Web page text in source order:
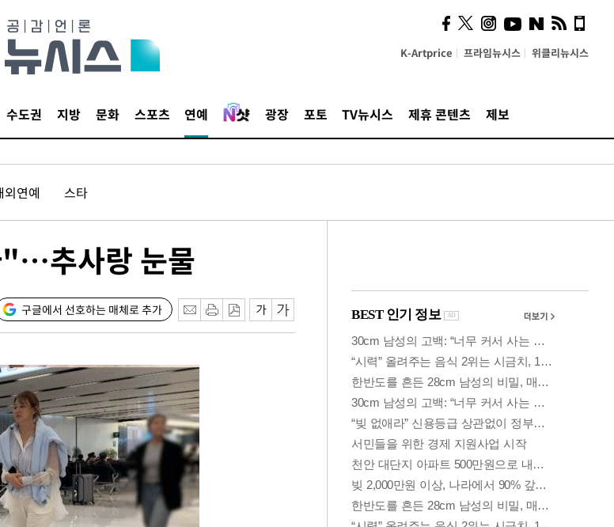
K-Artprice 프라임뉴시스 위클리뉴시스
수도권 지방 문화 스포츠 연예 광장 포토 TV뉴시스 제휴 콘텐츠 제보
외연예 스타
"…추사랑 눈물
구글에서 선호하는 매체로 추가
의견, 국토부·LH에 충실히
전달할 것"